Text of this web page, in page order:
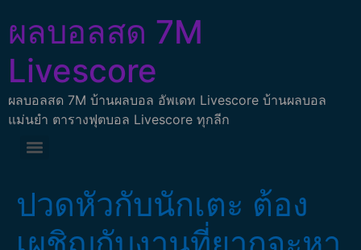
ผลบอลสด 7M
Livescore
ผลบอลสด 7M บ้านผลบอล อัพเดท Livescore บ้านผลบอล
แม่นยำ ตารางฟุตบอล Livescore ทุกลีก
ปวดหัวกับนักเตะ ต้อง